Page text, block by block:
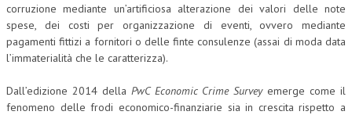
corruzione mediante un’artificiosa alterazione dei valori delle note
spese, dei costi per organizzazione di eventi, ovvero mediante
pagamenti fittizi a fornitori o delle finte consulenze (assai di moda data
l’immaterialità che le caratterizza).
Dall’edizione 2014 della PwC Economic Crime Surveyemerge come il
fenomeno delle frodi economico-finanziarie sia in crescita rispetto a